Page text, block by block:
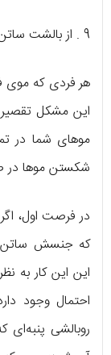
9 . از بالشت ساتن یا ابریشم استفاده کنید :
هر فردی که موی
این مشکل
موهای شما در
شکستن موها در
در فرصت اول،
که جنسش ساتن
این این کار به
احتمال وجود
روبالشی